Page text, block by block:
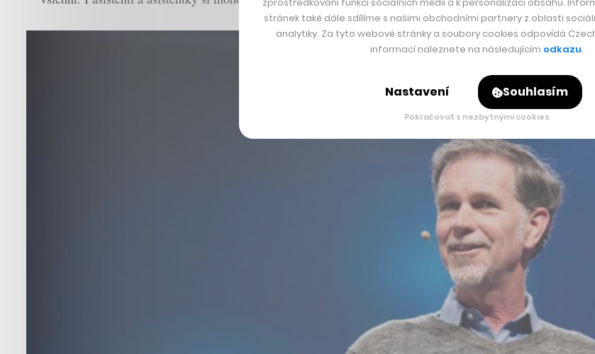
stránek také dále sdílíme s našimi obchodními partnery z oblasti
analytiky. Za tyto webové stránky a soubory cookies odpovídá
informací naleznete na následujícím odkazu.
Nastavení Souhlasím
Pokračovat s nezbytnými cookies